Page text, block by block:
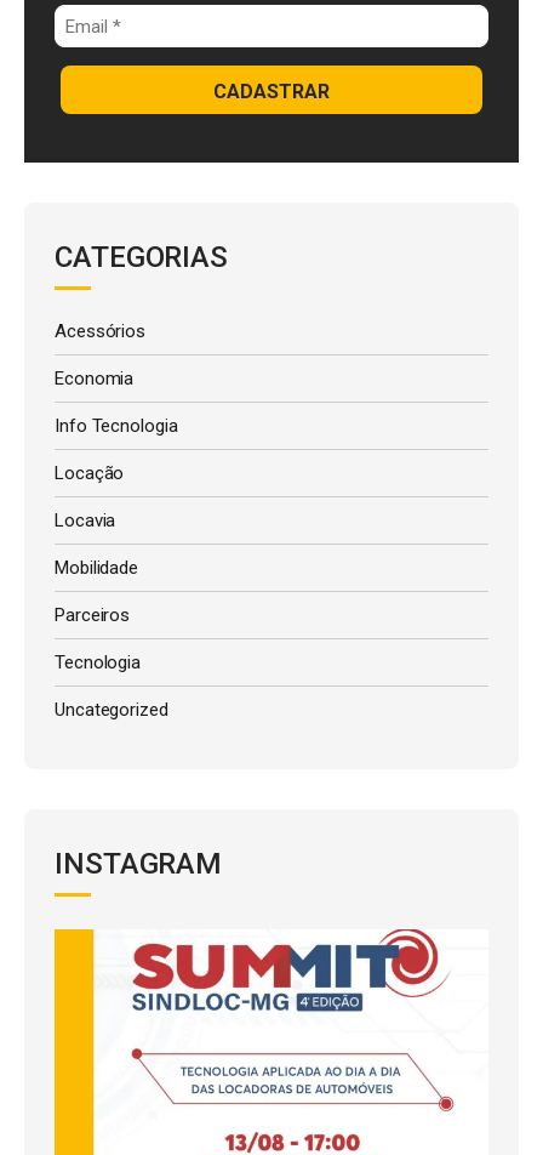
CADASTRAR
CATEGORIAS
Acessórios
Economia
Info Tecnologia
Locação
Locavia
Mobilidade
Parceiros
Tecnologia
Uncategorized
INSTAGRAM